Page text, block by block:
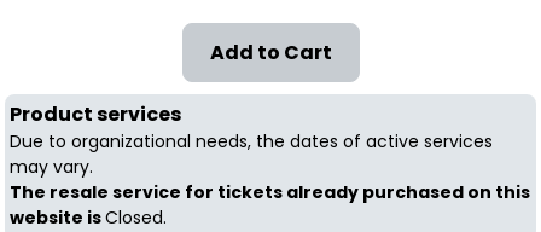
Product services
Due to organizational needs, the dates of active services
may vary.
The resale service for tickets already purchased on this
website isClosed.